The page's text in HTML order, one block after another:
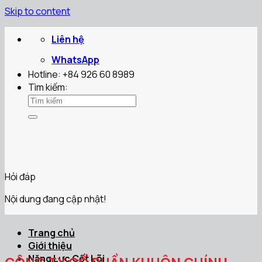
Skip to content
Liên hệ
WhatsApp
Hotline: +84 926 60 8989
Tìm kiếm:
Trang chủ
Giới thiệu
Năng Lực Cốt Lõi
Hỏi đáp
Nội dung đang cập nhật!